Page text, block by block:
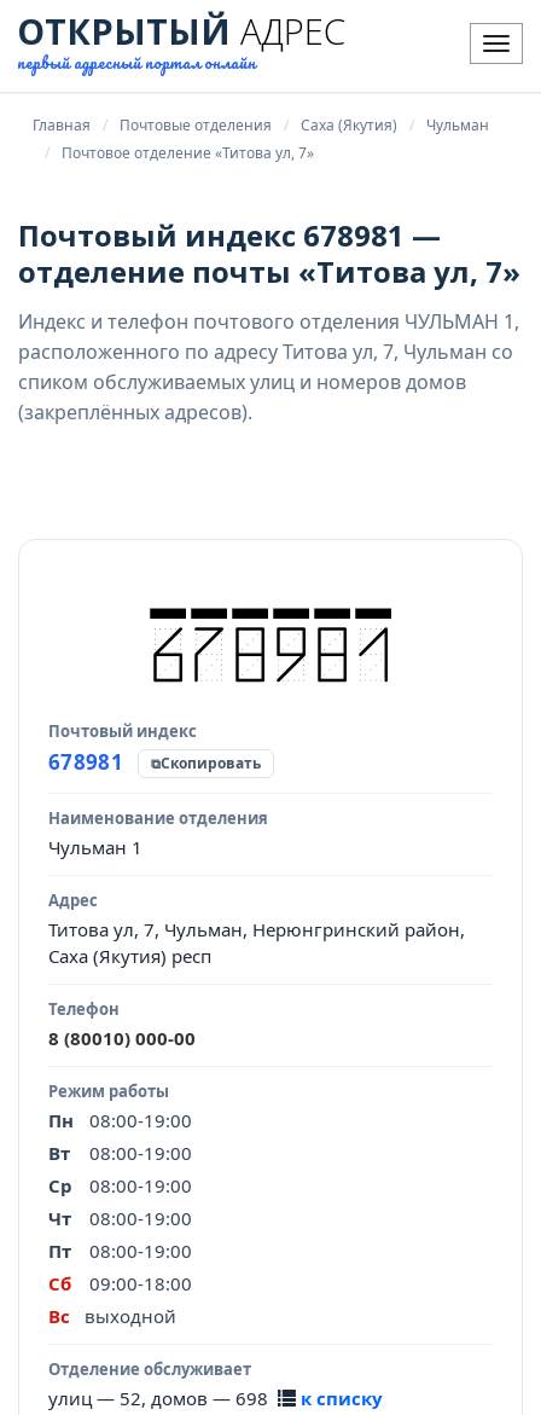
ОТКРЫТЫЙ АДРЕС
первый адресный портал онлайн
Главная Почтовые отделения Саха (Якутия)
Чульман
Почтовое отделение «Титова ул, 7»
Почтовый индекс 678981 —
отделение почты «Титова ул, 7»
Индекс и телефон почтового отделения ЧУЛЬМАН 1,
расположенного по адресу Титова ул, 7, Чульман со
спиком обслуживаемых улиц и номеров домов
(закреплённых адресов).
Почтовый индекс
678981 Скопировать
Наименование отделения
Чульман 1
Адрес
Титова ул, 7, Чульман, Нерюнгринский район,
Саха (Якутия) респ
Телефон
8 (80010) 000-00
Режим работы
Пн
08:00-19:00
Вт
08:00-19:00
Ср
08:00-19:00
Чт
08:00-19:00
Пт
08:00-19:00
Сб
09:00-18:00
Вс
выходной
Отделение обслуживает
улиц — 52, домов — 698 к списку
Источник данных